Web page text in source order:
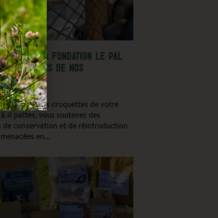
À LA FONDATION LE PAL
DES VENTES DE NOS
REVERSÉ
achetant les croquettes de votre
4 pattes, vous soutenez des
de conservation et de réintroduction
en